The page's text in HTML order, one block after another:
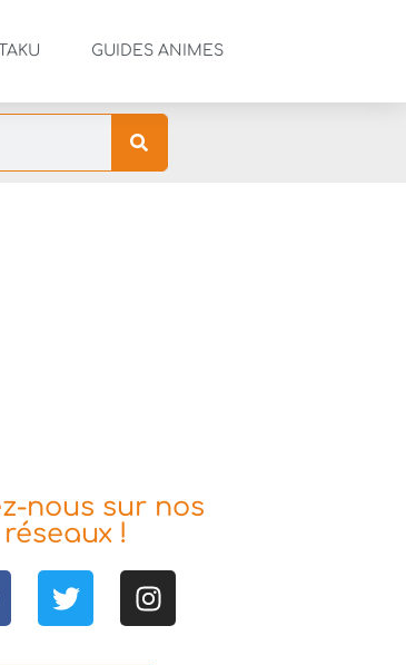
GUIDES ANIMES
nous sur nos
réseaux !